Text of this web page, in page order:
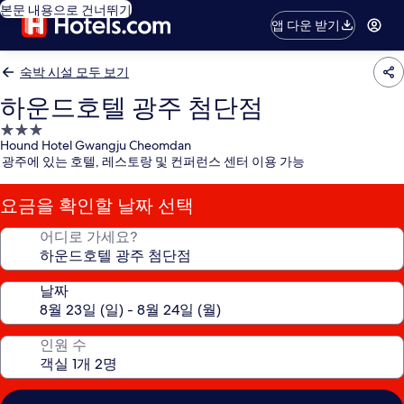
본문 내용으로 건너뛰기
앱 다운 받기
숙박 시설 모두 보기
하운드호텔 광주 첨단점
3.0
성
급
숙
박
시
Hound Hotel Gwangju Cheomdan
광주에 있는 호텔, 레스토랑 및 컨퍼런스 센터 이용 가능
요금을 확인할 날짜 선택
어디로 가세요?
날짜
인원 수